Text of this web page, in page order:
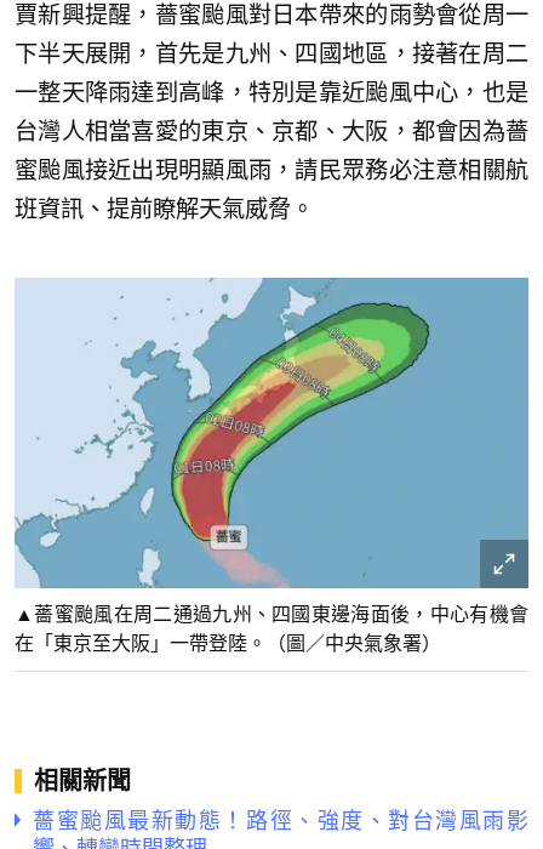
賈新興提醒，薔蜜颱風對日本帶來的雨勢會從周一
下半天展開，首先是九州、四國地區，接著在周二
一整天降雨達到高峰，特別是靠近颱風中心，也是
台灣人相當喜愛的東京、京都、大阪，都會因為薔
蜜颱風接近出現明顯風雨，請民眾務必注意相關航
班資訊、提前瞭解天氣威脅。
▲薔蜜颱風在周二通過九州、四國東邊海面後，中心有機會
在「東京至大阪」一帶登陸。（圖／中央氣象署）
相關新聞
薔蜜颱風最新動態！路徑、強度、對台灣風雨影